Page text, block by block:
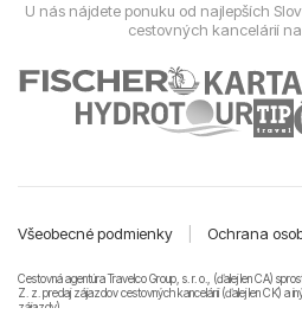
U nás nájdete ponuku od najlepších
cestovných kancelárií
Všeobecné podmienky Ochrana
Cestovná agentúra Travelco Group, s. r. o., (ďalej len CA)
Z. z. predaj zájazdov cestovných kancelárii (ďalej len CK) a
zájazdy).